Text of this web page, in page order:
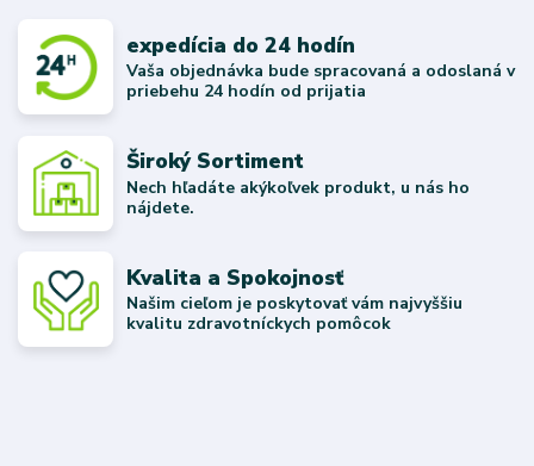
expedícia do 24 hodín
Vaša objednávka bude spracovaná a odoslaná v
priebehu 24 hodín od prijatia
Široký Sortiment
Nech hľadáte akýkoľvek produkt, u nás ho
nájdete.
Kvalita a Spokojnosť
Našim cieľom je poskytovať vám najvyššiu
kvalitu zdravotníckych pomôcok